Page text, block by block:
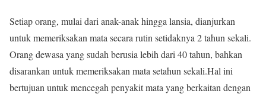
Setiap orang, mulai dari anak-anak hingga lansia, dianjurkan
untuk memeriksakan mata secara rutin setidaknya 2 tahun sekali.
Orang dewasa yang sudah berusia lebih dari 40 tahun, bahkan
disarankan untuk memeriksakan mata setahun sekali.Hal ini
bertujuan untuk mencegah penyakit mata yang berkaitan dengan